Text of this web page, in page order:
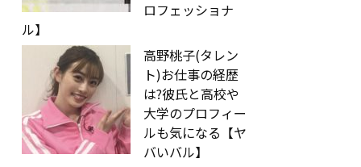
ロフェッショナ
ル】
高野桃子(タレン
ト)お仕事の経歴
は?彼氏と高校や
大学のプロフィー
ルも気になる【ヤ
バいバル】